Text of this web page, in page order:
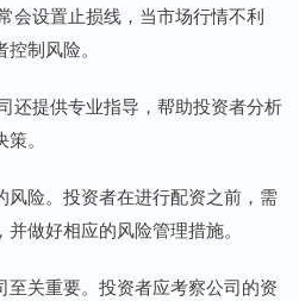
会设置止损线，当市场行情不利
制风险。
还提供专业指导，帮助投资者分析
。
风险。投资者在进行配资之前，需
做好相应的风险管理措施。
关重要。投资者应考察公司的资